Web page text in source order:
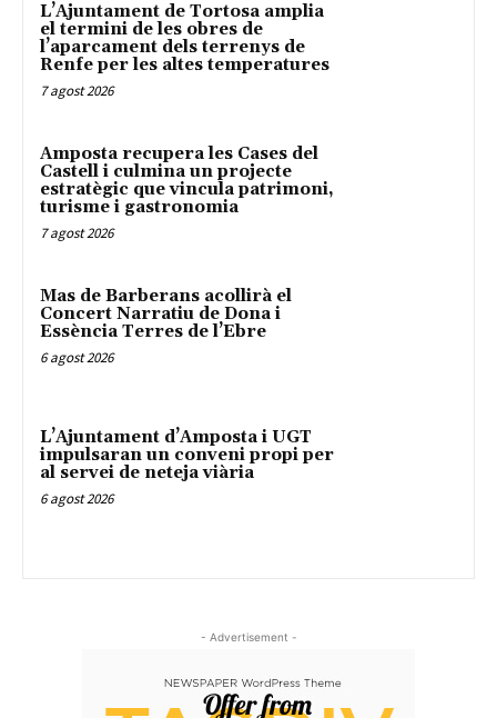
L’Ajuntament de Tortosa amplia
el termini de les obres de
l’aparcament dels terrenys de
Renfe per les altes temperatures
7 agost 2026
Amposta recupera les Cases del
Castell i culmina un projecte
estratègic que vincula patrimoni,
turisme i gastronomia
7 agost 2026
Mas de Barberans acollirà el
Concert Narratiu de Dona i
Essència Terres de l’Ebre
6 agost 2026
L’Ajuntament d’Amposta i UGT
impulsaran un conveni propi per
al servei de neteja viària
6 agost 2026
- Advertisement -